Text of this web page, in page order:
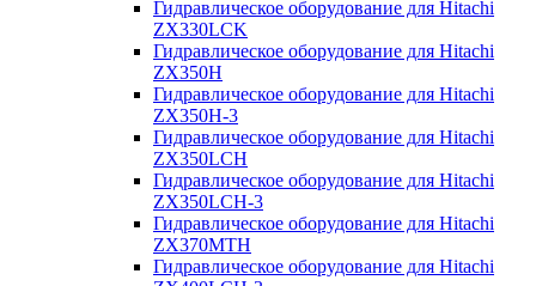
Гидравлическое оборудование для Hitachi
ZX330LCK
Гидравлическое оборудование для Hitachi
ZX350H
Гидравлическое оборудование для Hitachi
ZX350H-3
Гидравлическое оборудование для Hitachi
ZX350LCH
Гидравлическое оборудование для Hitachi
ZX350LCH-3
Гидравлическое оборудование для Hitachi
ZX370MTH
Гидравлическое оборудование для Hitachi